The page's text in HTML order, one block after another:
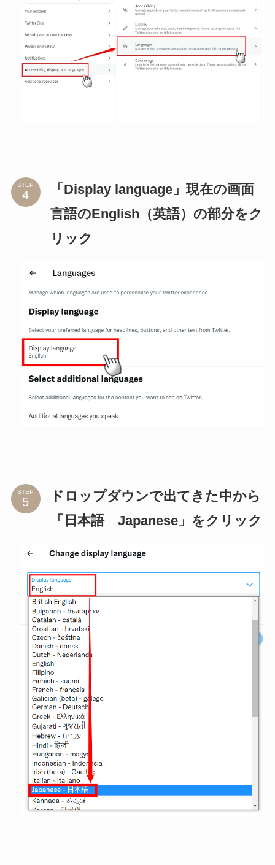
STEP
「Display language」現在の画面
言語のEnglish（英語）の部分をク
リック
STEP
ドロップダウンで出てきた中から
「日本語 Japanese」をクリック